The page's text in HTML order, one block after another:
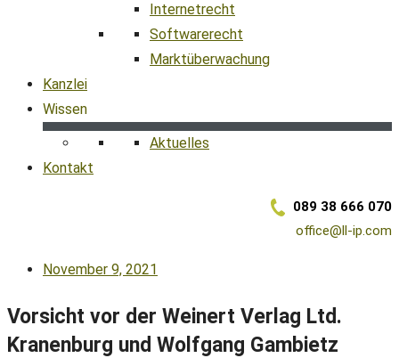
Internetrecht
Softwarerecht
Marktüberwachung
Kanzlei
Wissen
Aktuelles
Kontakt
089 38 666 070
office@ll-ip.com
November 9, 2021
Vorsicht vor der Weinert Verlag Ltd.
Kranenburg und Wolfgang Gambietz